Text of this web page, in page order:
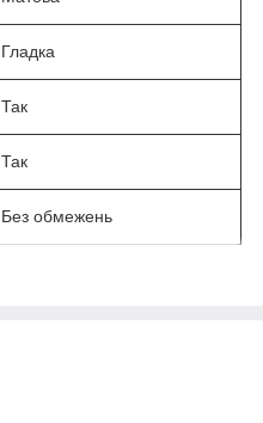
Гладка
Так
Так
Без обмежень